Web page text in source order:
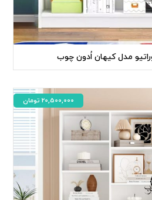
مدل کیهان اُدون چوب
20,500,000 تومان